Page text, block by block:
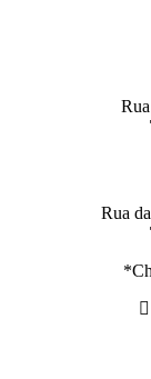
Rua